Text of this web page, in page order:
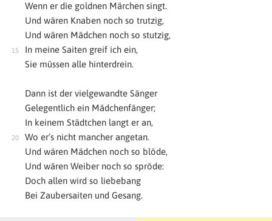
Wenn er die goldnen Märchen singt.
Und wären Knaben noch so trutzig,
Und wären Mädchen noch so stutzig,
In meine Saiten greif ich ein,
Sie müssen alle hinterdrein.
Dann ist der vielgewandte Sänger
Gelegentlich ein Mädchenfänger;
In keinem Städtchen langt er an,
Wo er’s nicht mancher angetan.
Und wären Mädchen noch so blöde,
Und wären Weiber noch so spröde:
Doch allen wird so liebebang
Bei Zaubersaiten und Gesang.